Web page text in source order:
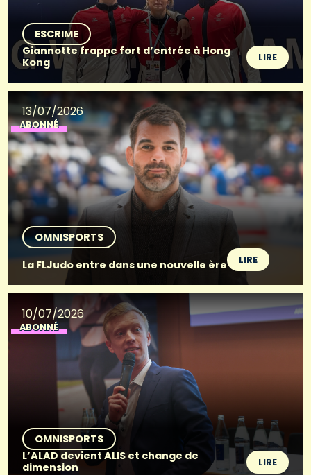
ESCRIME
Giannotte frappe fort d’entrée à Hong
Kong
LIRE
13/07/2026
ABONNÉ
OMNISPORTS
La FLJudo entre dans une nouvelle ère
LIRE
10/07/2026
ABONNÉ
OMNISPORTS
L’ALAD devient ALIS et change de
dimension
LIRE